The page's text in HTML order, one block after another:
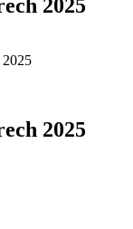
2025
2025
2025